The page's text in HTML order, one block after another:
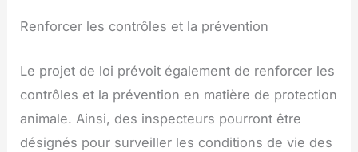
Renforcer les contrôles et la prévention
Le projet de loi prévoit également de renforcer les
contrôles et la prévention en matière de protection
animale. Ainsi, des inspecteurs pourront être
désignés pour surveiller les conditions de vie des